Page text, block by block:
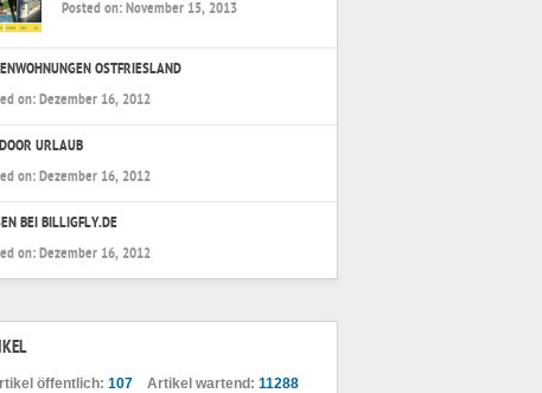
Posted on: November 15, 2013
OSTFRIESLAND
on: Dezember 16, 2012
URLAUB
on: Dezember 16, 2012
BEI BILLIGFLY.DE
on: Dezember 16, 2012
öffentlich: 107Artikel wartend: 11288